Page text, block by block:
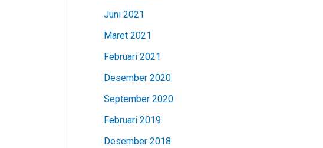
Juni 2021
Maret 2021
Februari 2021
Desember 2020
September 2020
Februari 2019
Desember 2018